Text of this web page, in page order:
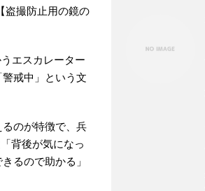
撮防止用の鏡の
エスカレーター
戒中」という文
のが特徴で、兵
背後が気になっ
るので助かる」